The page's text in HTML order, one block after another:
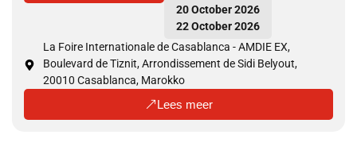
20 October 2026
22 October 2026
La Foire Internationale de Casablanca - AMDIE EX,
Boulevard de Tiznit, Arrondissement de Sidi Belyout,
20010 Casablanca, Marokko
Lees meer